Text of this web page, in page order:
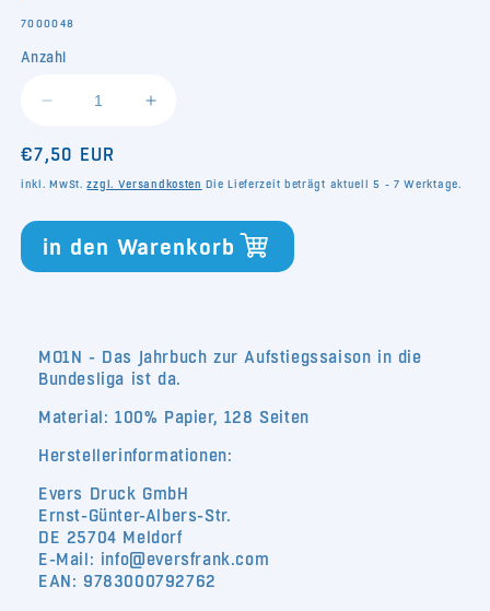
SKU:
7000048
Anzahl
Verringere
Menge
für
2023/2024
Erhöhe
für
2023/2024
Normaler
Preis
€7,50 EUR
inkl. MwSt.zzgl. Versandkosten Die Lieferzeit beträgt aktuell 5 - 7 Werktage.
in den Warenkorb
MO1N - Das Jahrbuch zur Aufstiegssaison in die
Bundesliga ist da.
Material: 100% Papier, 128 Seiten
Herstellerinformationen:
Evers Druck GmbH
Ernst-Günter-Albers-Str.
DE 25704 Meldorf
E-Mail: info@eversfrank.com
EAN: 9783000792762